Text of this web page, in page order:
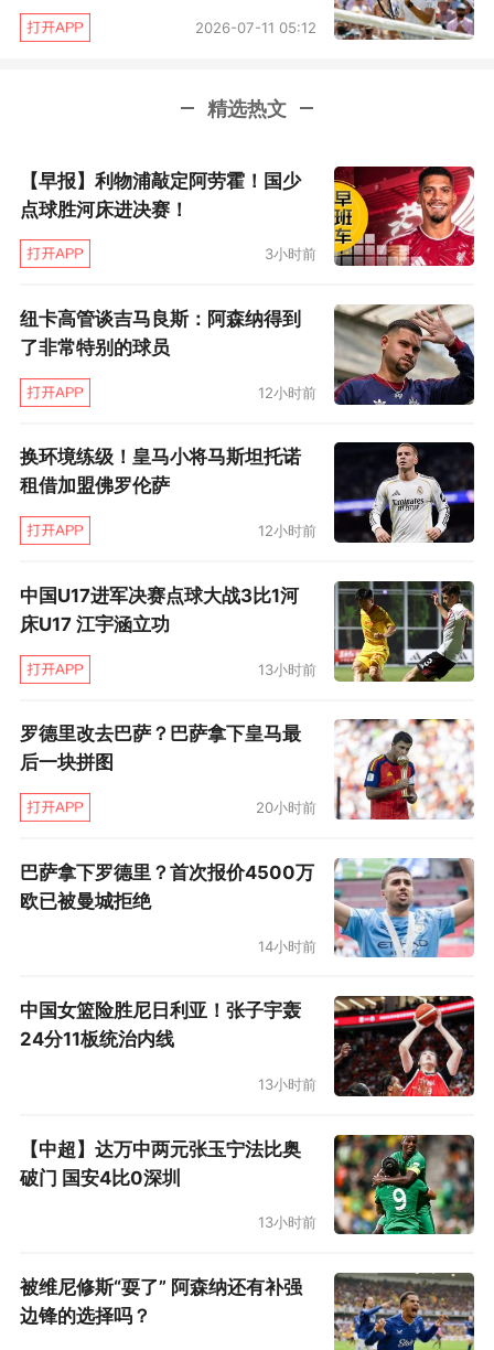
2026-07-11 05:12
精选热文
【早报】利物浦敲定阿劳霍！国少
点球胜河床进决赛！
3小时前
纽卡高管谈吉马良斯：阿森纳得到
了非常特别的球员
12小时前
换环境练级！皇马小将马斯坦托诺
租借加盟佛罗伦萨
12小时前
中国U17进军决赛点球大战3比1河
床U17 江宇涵立功
13小时前
罗德里改去巴萨？巴萨拿下皇马最
后一块拼图
20小时前
巴萨拿下罗德里？首次报价4500万
欧已被曼城拒绝
14小时前
中国女篮险胜尼日利亚！张子宇轰
24分11板统治内线
13小时前
【中超】达万中两元张玉宁法比奥
破门 国安4比0深圳
13小时前
被维尼修斯“耍了” 阿森纳还有补强
边锋的选择吗？